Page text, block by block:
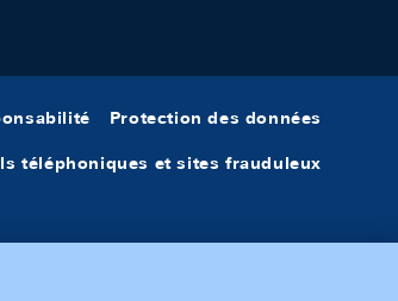
Protection des données
téléphoniques et sites frauduleux